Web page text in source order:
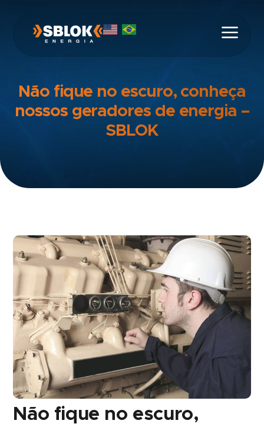
Não fique no escuro, conheça
nossos geradores de energia –
SBLOK
Não fique no escuro,